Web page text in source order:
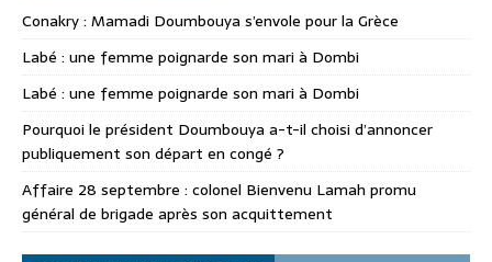
Conakry : Mamadi Doumbouya s’envole pour la Grèce
Labé : une femme poignarde son mari à Dombi
Labé : une femme poignarde son mari à Dombi
Pourquoi le président Doumbouya a-t-il choisi d’annoncer
publiquement son départ en congé ?
Affaire 28 septembre : colonel Bienvenu Lamah promu
général de brigade après son acquittement